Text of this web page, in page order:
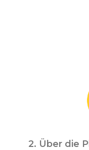
2. Über die